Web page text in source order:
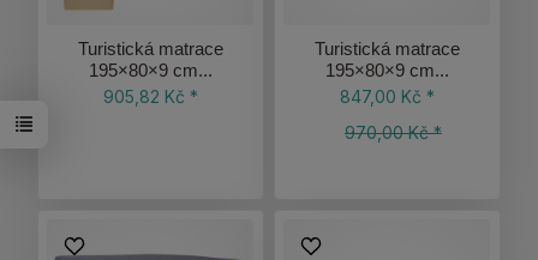
Turistická matrace
195×80×9 cm...
905,82 Kč *
Turistická matrace
195×80×9 cm...
847,00 Kč *
970,00 Kč *